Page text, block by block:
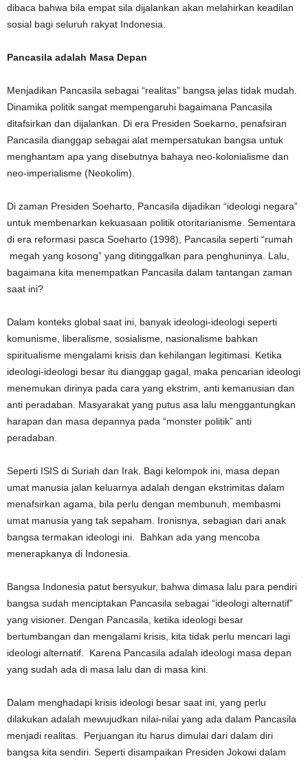
dibaca bahwa bila empat sila dijalankan akan melahirkan keadilan
sosial bagi seluruh rakyat Indonesia.
Pancasila adalah Masa Depan
Menjadikan Pancasila sebagai “realitas” bangsa jelas tidak mudah.
Dinamika politik sangat mempengaruhi bagaimana Pancasila
ditafsirkan dan dijalankan. Di era Presiden Soekarno, penafsiran
Pancasila dianggap sebagai alat mempersatukan bangsa untuk
menghantam apa yang disebutnya bahaya neo-kolonialisme dan
neo-imperialisme (Neokolim).
Di zaman Presiden Soeharto, Pancasila dijadikan “ideologi negara”
untuk membenarkan kekuasaan politik otoritarianisme. Sementara
di era reformasi pasca Soeharto (1998), Pancasila seperti “rumah
megah yang kosong” yang ditinggalkan para penghuninya. Lalu,
bagaimana kita menempatkan Pancasila dalam tantangan zaman
saat ini?
Dalam konteks global saat ini, banyak ideologi-ideologi seperti
komunisme, liberalisme, sosialisme, nasionalisme bahkan
spiritualisme mengalami krisis dan kehilangan legitimasi. Ketika
ideologi-ideologi besar itu dianggap gagal, maka pencarian ideologi
menemukan dirinya pada cara yang ekstrim, anti kemanusian dan
anti peradaban. Masyarakat yang putus asa lalu menggantungkan
harapan dan masa depannya pada “monster politik” anti
peradaban.
Seperti ISIS di Suriah dan Irak. Bagi kelompok ini, masa depan
umat manusia jalan keluarnya adalah dengan ekstrimitas dalam
menafsirkan agama, bila perlu dengan membunuh, membasmi
umat manusia yang tak sepaham. Ironisnya, sebagian dari anak
bangsa termakan ideologi ini. Bahkan ada yang mencoba
menerapkanya di Indonesia.
Bangsa Indonesia patut bersyukur, bahwa dimasa lalu para pendiri
bangsa sudah menciptakan Pancasila sebagai “ideologi alternatif”
yang visioner. Dengan Pancasila, ketika ideologi besar
bertumbangan dan mengalami krisis, kita tidak perlu mencari lagi
ideologi alternatif. Karena Pancasila adalah ideologi masa depan
yang sudah ada di masa lalu dan di masa kini.
Dalam menghadapi krisis ideologi besar saat ini, yang perlu
dilakukan adalah mewujudkan nilai-nilai yang ada dalam Pancasila
menjadi realitas. Perjuangan itu harus dimulai dari dalam diri
bangsa kita sendiri. Seperti disampaikan Presiden Jokowi dalam